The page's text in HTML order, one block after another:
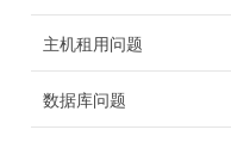
主机租用问题
数据库问题